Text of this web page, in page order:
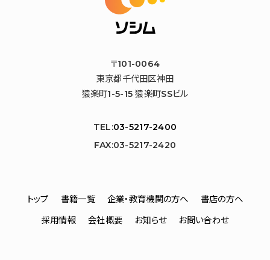
〒101-0064
東京都千代田区神田
猿楽町1-5-15 猿楽町SSビル
TEL:03-5217-2400
FAX:03-5217-2420
トップ 書籍一覧 企業・教育機関の方へ
書店の方へ
採用情報
会社概要 お知らせ お問い合わせ